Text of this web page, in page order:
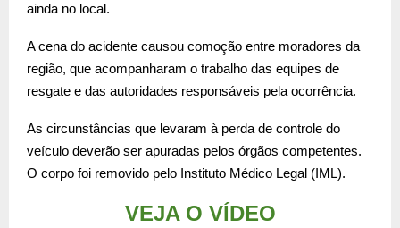
ainda no local.
A cena do acidente causou comoção entre moradores da
região, que acompanharam o trabalho das equipes de
resgate e das autoridades responsáveis pela ocorrência.
As circunstâncias que levaram à perda de controle do
veículo deverão ser apuradas pelos órgãos competentes.
O corpo foi removido pelo Instituto Médico Legal (IML).
VEJA O VÍDEO